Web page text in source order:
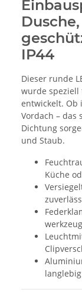
IP44
Dieser runde
wurde
entwickelt. Ob
Vordach – das
Dichtung
und Staub.
Küche
langlebig